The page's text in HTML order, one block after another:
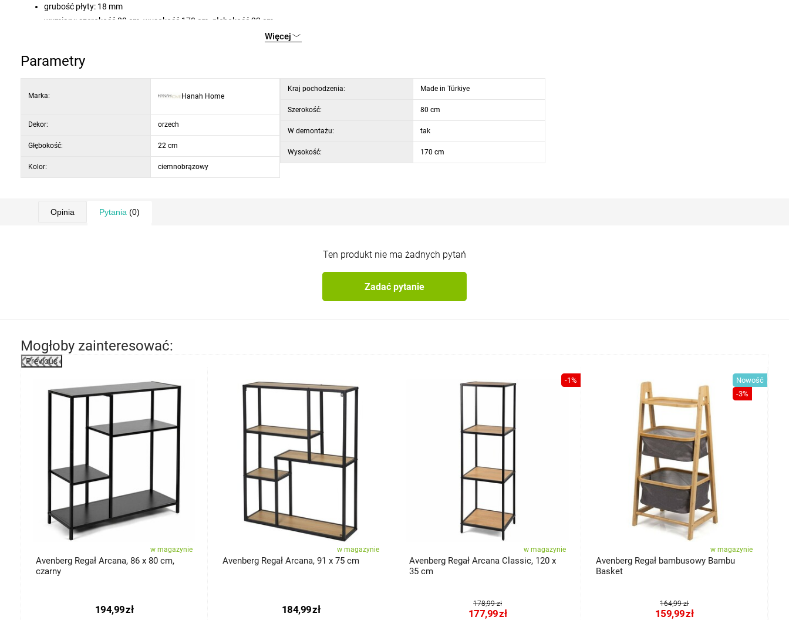
grubość płyty: 18 mm
wymiary: szerokość 80 cm, wysokość 170 cm, głębokość 22 cm
Więcej
Parametry
Marka: Hanah Home
Dekor: orzech
Głębokość: 22 cm
Kolor: ciemnobrązowy
Kraj pochodzenia: Made in Türkiye
Szerokość: 80 cm
W demontażu: tak
Wysokość: 170 cm
Opinia Pytania (0)
Ten produkt nie ma żadnych pytań
Zadać pytanie
Mogłoby zainteresować:
Previous
w magazynie
Avenberg Regał Arcana, 86 x 80 cm,
czarny
194,99zł
w magazynie
Avenberg Regał Arcana, 91 x 75 cm
184,99zł
-1%
w magazynie
Avenberg Regał Arcana Classic, 120 x
35 cm
178,99 zł
177,99zł
Nowość
-3%
w magazynie
Avenberg Regał bambusowy Bambu
Basket
164,99 zł
159,99zł